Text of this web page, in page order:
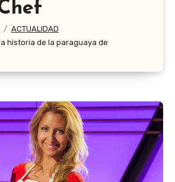
ACTUALIDAD
historia de la paraguaya de